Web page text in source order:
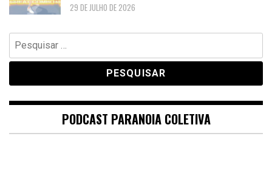
29 DE JULHO DE 2026
Pesquisar
por:
PODCAST PARANOIA COLETIVA